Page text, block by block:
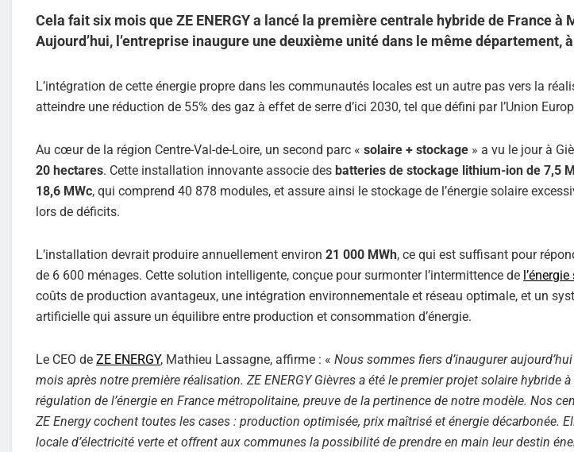
Cela fait six mois que ZE ENERGY a lancé la première centrale hybride de France à
Aujourd’hui, l’entreprise inaugure une deuxième unité dans le même département,
L’intégration de cette énergie propre dans les communautés locales est un autre pas vers la
atteindre une réduction de 55% des gaz à effet de serre d’ici 2030, tel que défini par l’Union
Au cœur de la région Centre-Val-de-Loire, un second parc « solaire + stockage » a vu le jour à
20 hectares. Cette installation innovante associe des batteries de stockage lithium-ion de 7,5
18,6 MWc, qui comprend 40 878 modules, et assure ainsi le stockage de l’énergie solaire
lors de déficits.
L’installation devrait produire annuellement environ 21 000 MWh, ce qui est suffisant pour
de 6 600 ménages. Cette solution intelligente, conçue pour surmonter l’intermittence de
coûts de production avantageux, une intégration environnementale et réseau optimale, et un
artificielle qui assure un équilibre entre production et consommation d’énergie.
Le CEO de ZE ENERGY, Mathieu Lassagne, affirme : « Nous sommes fiers d’inaugurer
mois après notre première réalisation. ZE ENERGY Gièvres a été le premier projet solaire hybride
régulation de l’énergie en France métropolitaine, preuve de la pertinence de notre modèle. Nos
ZE Energy cochent toutes les cases : production optimisée, prix maîtrisé et énergie décarbonée.
locale d’électricité verte et offrent aux communes la possibilité de prendre en main leur destin